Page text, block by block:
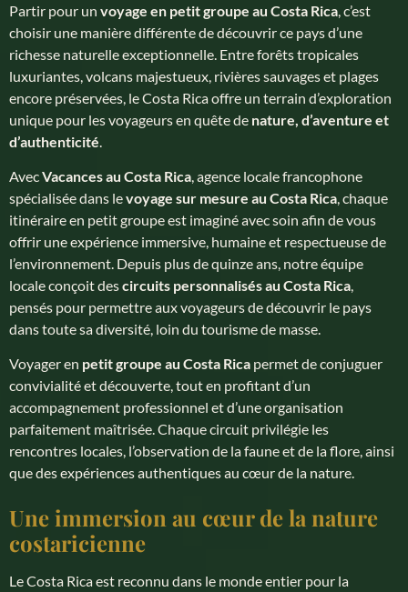
Partir pour un voyage en petit groupe au Costa Rica , c’est
choisir une manière différente de découvrir ce pays d’une
richesse naturelle exceptionnelle. Entre forêts tropicales
luxuriantes, volcans majestueux, rivières sauvages et plages
encore préservées, le Costa Rica offre un terrain d’exploration
unique pour les voyageurs en quête de nature, d’aventure et
d’authenticité
AvecVacances au Costa Rica, agence locale francophone
spécialisée dans levoyage sur mesure au Costa Rica, chaque
itinéraire en petit groupe est imaginé avec soin afin de vous
offrir une expérience immersive, humaine et respectueuse de
l’environnement. Depuis plus de quinze ans, notre équipe
locale conçoit descircuits personnalisés au Costa Rica,
pensés pour permettre aux voyageurs de découvrir le pays
dans toute sa diversité, loin du tourisme de masse.
Voyager en petit groupe au Costa Rica permet de conjuguer
convivialité et découverte, tout en profitant d’un
accompagnement professionnel et d’une organisation
parfaitement maîtrisée. Chaque circuit privilégie les
rencontres locales, l’observation de la faune et de la flore, ainsi
que des expériences authentiques au cœur de la nature.
Une immersion au cœur de la nature
costaricienne
Le Costa Rica est reconnu dans le monde entier pour la